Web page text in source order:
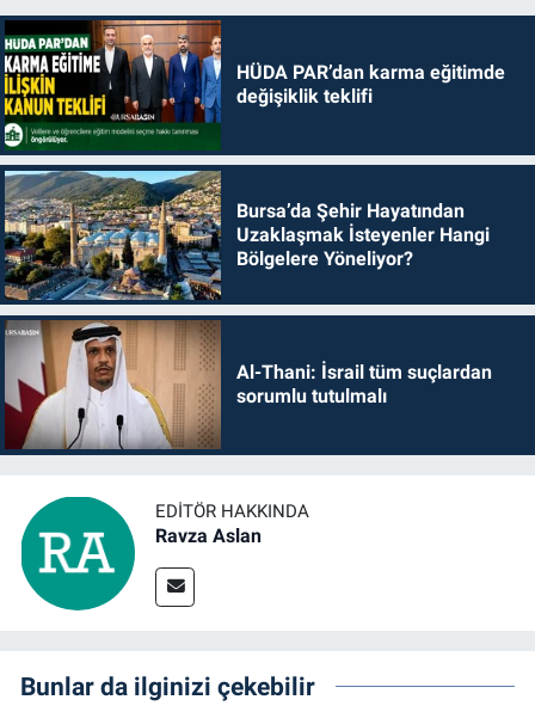
HÜDA PAR’dan karma eğitimde
değişiklik teklifi
Bursa’da Şehir Hayatından
Uzaklaşmak İsteyenler Hangi
Bölgelere Yöneliyor?
Al-Thani: İsrail tüm suçlardan
sorumlu tutulmalı
EDITÖR HAKKINDA
Ravza Aslan
Bunlar da ilginizi çekebilir